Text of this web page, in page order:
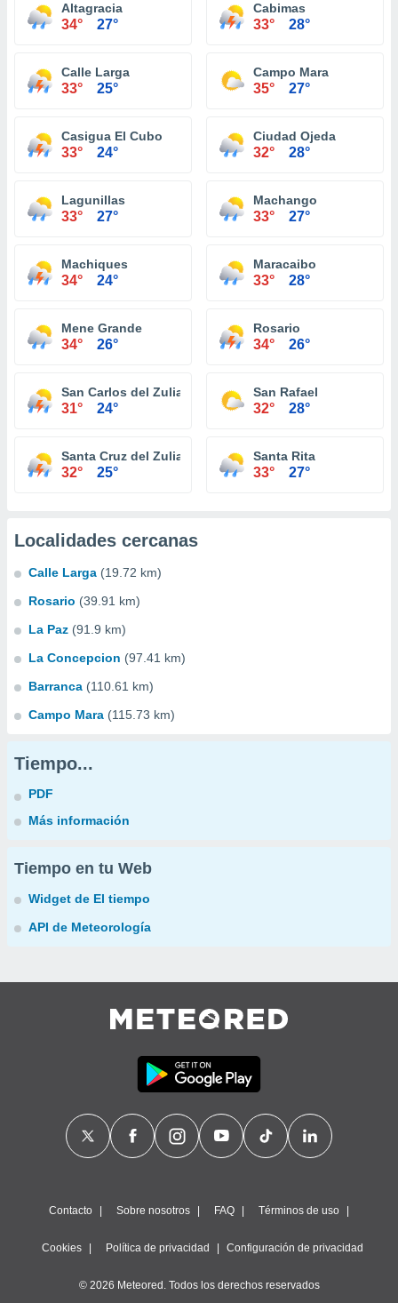
Altagracia
34° 27°
Cabimas
33° 28°
Calle Larga
33° 25°
Campo Mara
35° 27°
Casigua El Cubo
33° 24°
Ciudad Ojeda
32° 28°
Lagunillas
33° 27°
Machango
33° 27°
Machiques
34° 24°
Maracaibo
33° 28°
Mene Grande
34° 26°
Rosario
34° 26°
San Carlos del Zulia
31° 24°
San Rafael
32° 28°
Santa Cruz del Zulia
32° 25°
Santa Rita
33° 27°
Localidades cercanas
Calle Larga (19.72 km)
Rosario (39.91 km)
La Paz (91.9 km)
La Concepcion (97.41 km)
Barranca (110.61 km)
Campo Mara (115.73 km)
Tiempo...
PDF
Más información
Tiempo en tu Web
Widget de El tiempo
API de Meteorología
Contacto Sobre nosotros FAQ Términos de uso
Cookies Política de privacidad Configuración de privacidad
© 2026 Meteored. Todos los derechos reservados